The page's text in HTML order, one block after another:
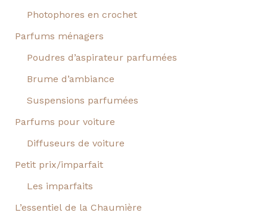
Photophores en crochet
Parfums ménagers
Poudres d’aspirateur parfumées
Brume d’ambiance
Suspensions parfumées
Parfums pour voiture
Diffuseurs de voiture
Petit prix/imparfait
Les imparfaits
L’essentiel de la Chaumière